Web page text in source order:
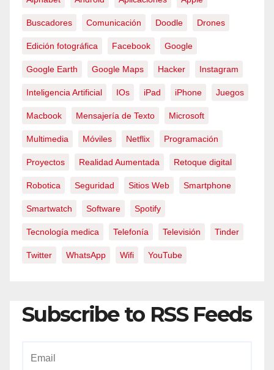
Buscadores Comunicación Doodle Drones
Edición fotográfica Facebook Google
Google Earth Google Maps Hacker Instagram
Inteligencia Artificial IOs iPad iPhone Juegos
Macbook Mensajería de Texto Microsoft
Multimedia Móviles Netflix Programación
Proyectos Realidad Aumentada Retoque digital
Robotica Seguridad Sitios Web Smartphone
Smartwatch Software Spotify
Tecnología medica Telefonía Televisión Tinder
Twitter WhatsApp Wifi YouTube
Subscribe to RSS Feeds